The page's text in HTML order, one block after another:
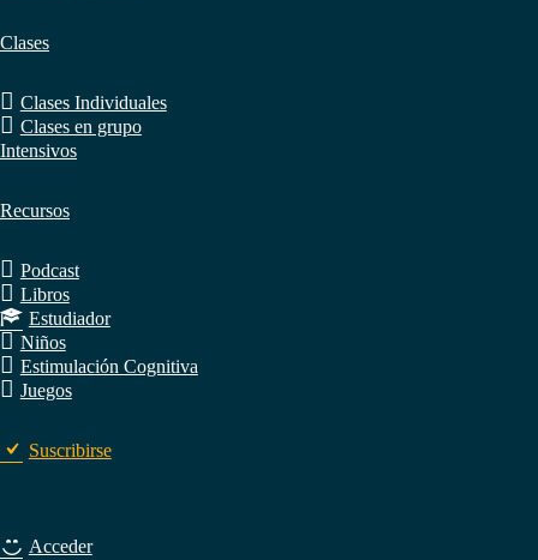
Clases
Clases Individuales
Clases en grupo
Intensivos
Recursos
Podcast
Libros
Estudiador
Niños
Estimulación Cognitiva
Juegos
Suscribirse
Acceder